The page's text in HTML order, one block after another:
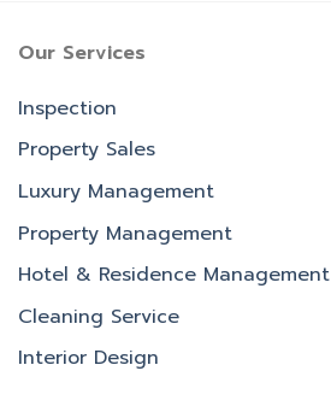
Our Services
Inspection
Property Sales
Luxury Management
Property Management
Hotel & Residence Management
Cleaning Service
Interior Design